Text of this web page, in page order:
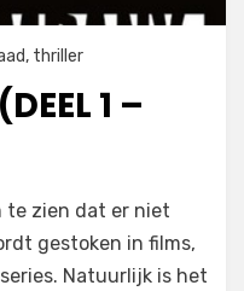
, thriller
1 –
te zien dat er niet
gestoken in films,
Natuurlijk is het